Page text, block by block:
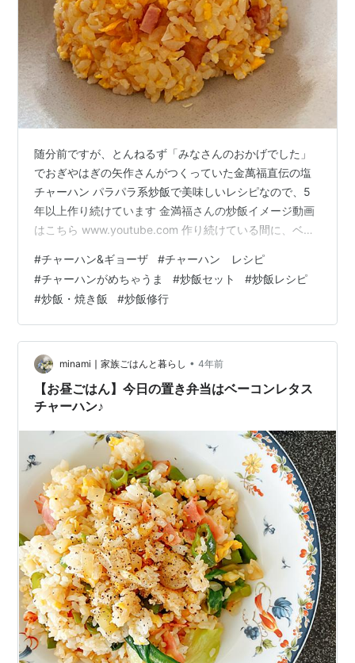
随分前ですが、とんねるず「みなさんのおかげでした」
でおぎやはぎの矢作さんがつくっていた金萬福直伝の塩
チャーハン パラパラ系炒飯で美味しいレシピなので、5
年以上作り続けています 金満福さんの炒飯イメージ動画
はこちら www.youtube.com 作り続けている間に、ベー
今回はチャーシューやとりがらの素はアレンジ 強火で作
るのがおすすめです| (• ◡•)| 元レシピよりご紹介します
用意する材料 作り方 まとめ 用意する材料 ご飯 450ｇ 卵
3個 長ネギ 2分の1 チャーシュー 適量 塩 多少多め とりが
らの素 少々 醤油 少々 油 多め…
#チャーハン&ギョーザ #チャーハン レシピ
#チャーハンがめちゃうま #炒飯セット #炒飯レシピ
#炒飯・焼き飯 #炒飯修行
minami ∣ 家族ごはんと暮らし • 4年前
【お昼ごはん】今日の置き弁当はベーコンレタス
チャーハン♪